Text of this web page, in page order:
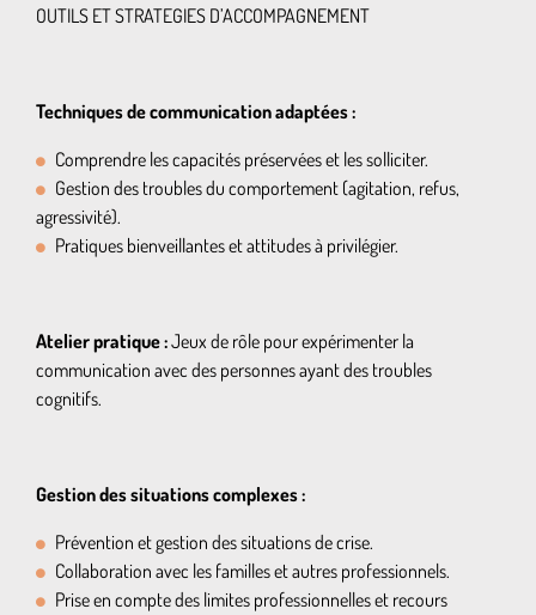
OUTILS ET STRATEGIES D’ACCOMPAGNEMENT
Techniques de communication adaptées :
Comprendre les capacités préservées et les solliciter.
Gestion des troubles du comportement (agitation, refus,
agressivité).
Pratiques bienveillantes et attitudes à privilégier.
Atelier pratique :Jeux de rôle pour expérimenter la
communication avec des personnes ayant des troubles
cognitifs.
Gestion des situations complexes :
Prévention et gestion des situations de crise.
Collaboration avec les familles et autres professionnels.
Prise en compte des limites professionnelles et recours